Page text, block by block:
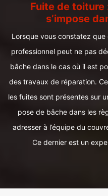
Fuite de toiture
s’impose
Lorsque vous constatez
professionnel peut ne pas
bâche dans le cas où il est
des travaux de réparation.
les fuites sont présentes sur
pose de bâche dans les
adresser à l’équipe du
Ce dernier est un